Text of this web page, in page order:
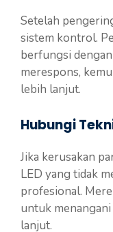
Setelah
sistem kontrol.
berfungsi dengan
merespons,
lebih lanjut.
Hubungi
Jika kerusakan
LED yang tidak
profesional.
untuk
lanjut.